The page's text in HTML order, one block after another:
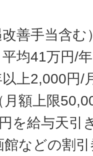
改善手当含む
平均41万円/
以上2,000円/
月額上限
を給与天引
館などの割